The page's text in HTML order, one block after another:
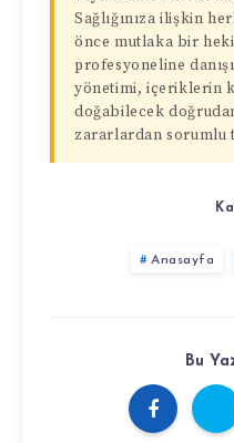
Sağlığınıza ilişkin
önce mutlaka bir
profesyoneline
yönetimi, içeriklerin
doğabilecek
zararlardan sorumlu
Anasayfa
Bu